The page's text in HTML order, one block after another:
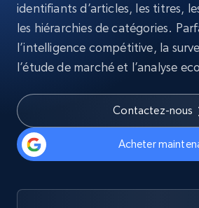
identifiants d’articles, les titres,
les hiérarchies de catégories.
l’intelligence compétitive, la
l’étude de marché et l’analyse
Contactez-nous
Acheter